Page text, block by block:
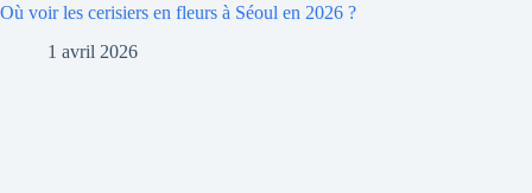
Où voir les cerisiers en fleurs à Séoul en 2026 ?
1 avril 2026